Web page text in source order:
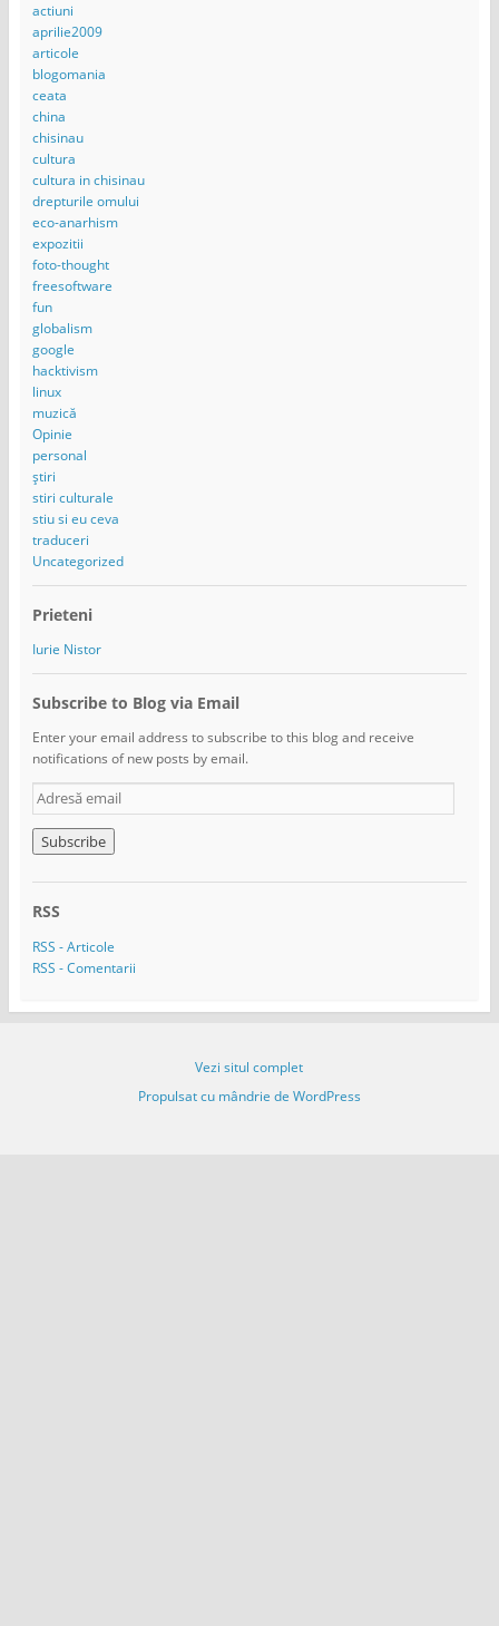
actiuni
aprilie2009
articole
blogomania
ceata
china
chisinau
cultura
cultura in chisinau
drepturile omului
eco-anarhism
expozitii
foto-thought
freesoftware
fun
globalism
google
hacktivism
linux
muzică
Opinie
personal
știri
stiri culturale
stiu si eu ceva
traduceri
Uncategorized
Prieteni
Iurie Nistor
Subscribe to Blog via Email
Enter your email address to subscribe to this blog and receive
notifications of new posts by email.
A
d
r
e
s
e
m
a
RSS
RSS - Articole
RSS - Comentarii
Vezi situl complet
Propulsat cu mândrie de WordPress